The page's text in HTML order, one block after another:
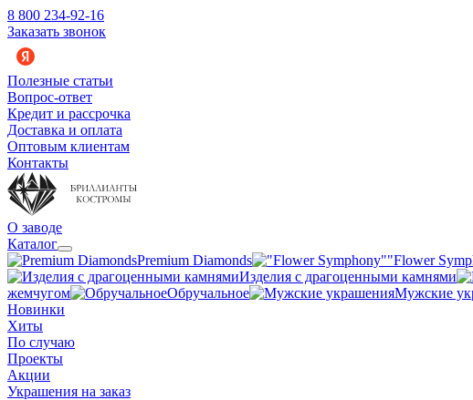
8 800 234-92-16
Заказать звонок
Полезные статьи
Вопрос-ответ
Кредит и рассрочка
Доставка и оплата
Оптовым клиентам
Контакты
О заводе
Каталог
Premium Diamonds
"Flower
Изделия с драгоценными камнями
жемчугом
Обручальное Мужские
Новинки
Хиты
По случаю
Проекты
Акции
Украшения на заказ